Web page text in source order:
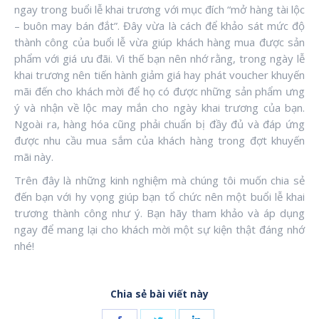
ngay trong buổi lễ khai trương với mục đích “mở hàng tài lộc
– buôn may bán đắt”. Đây vừa là cách để khảo sát mức độ
thành công của buổi lễ vừa giúp khách hàng mua được sản
phẩm với giá ưu đãi. Vì thế bạn nên nhớ rằng, trong ngày lễ
khai trương nên tiến hành giảm giá hay phát voucher khuyến
mãi đến cho khách mời để họ có được những sản phẩm ưng
ý và nhận về lộc may mắn cho ngày khai trương của bạn.
Ngoài ra, hàng hóa cũng phải chuẩn bị đầy đủ và đáp ứng
được nhu cầu mua sắm của khách hàng trong đợt khuyến
mãi này.
Trên đây là những kinh nghiệm mà chúng tôi muốn chia sẻ
đến bạn với hy vọng giúp bạn tổ chức nên một buổi lễ khai
trương thành công như ý. Bạn hãy tham khảo và áp dụng
ngay để mang lại cho khách mời một sự kiện thật đáng nhớ
nhé!
Chia sẻ bài viết này